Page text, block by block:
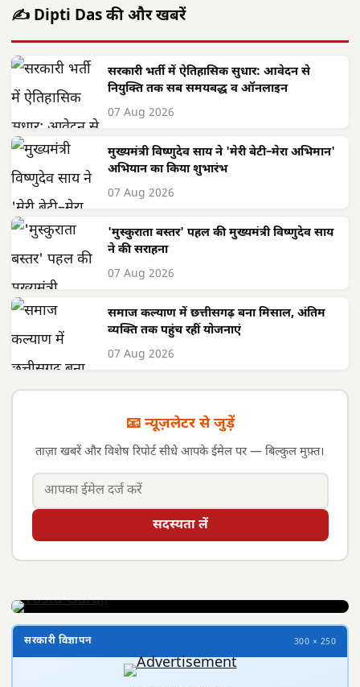
✍️ Dipti Das की और खबरें
सरकारी भर्ती में ऐतिहासिक सुधार: आवेदन से
नियुक्ति तक सब समयबद्ध व ऑनलाइन
07 Aug 2026
मुख्यमंत्री विष्णुदेव साय ने 'मेरी बेटी–मेरा अभिमान'
अभियान का किया शुभारंभ
07 Aug 2026
'मुस्कुराता बस्तर' पहल की मुख्यमंत्री विष्णुदेव साय
ने की सराहना
07 Aug 2026
समाज कल्याण में छत्तीसगढ़ बना मिसाल, अंतिम
व्यक्ति तक पहुंच रहीं योजनाएं
07 Aug 2026
📧 न्यूज़लेटर से जुड़ें
ताज़ा खबरें और विशेष रिपोर्ट सीधे आपके ईमेल पर — बिल्कुल मुफ़्त।
सदस्यता लें
सरकारी विज्ञापन 300 × 250